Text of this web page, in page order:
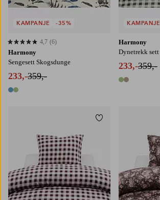
Harmony
Sengesett Skogsdunge
233,-359,-
2 farger
4,7 basert på 6 karaktergivninger
4,7 (6)
KAMPANJE -35%
Harmony
Dynetrekk
233,-359,-
2 farger
KAMPANJE
Legg til favoritter